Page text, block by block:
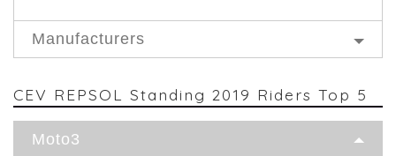
Manufacturers
CEV REPSOL Standing 2019 Riders Top 5
Moto3